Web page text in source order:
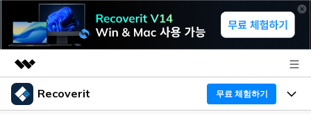
주요 제품Recoverit 무료 체험하기